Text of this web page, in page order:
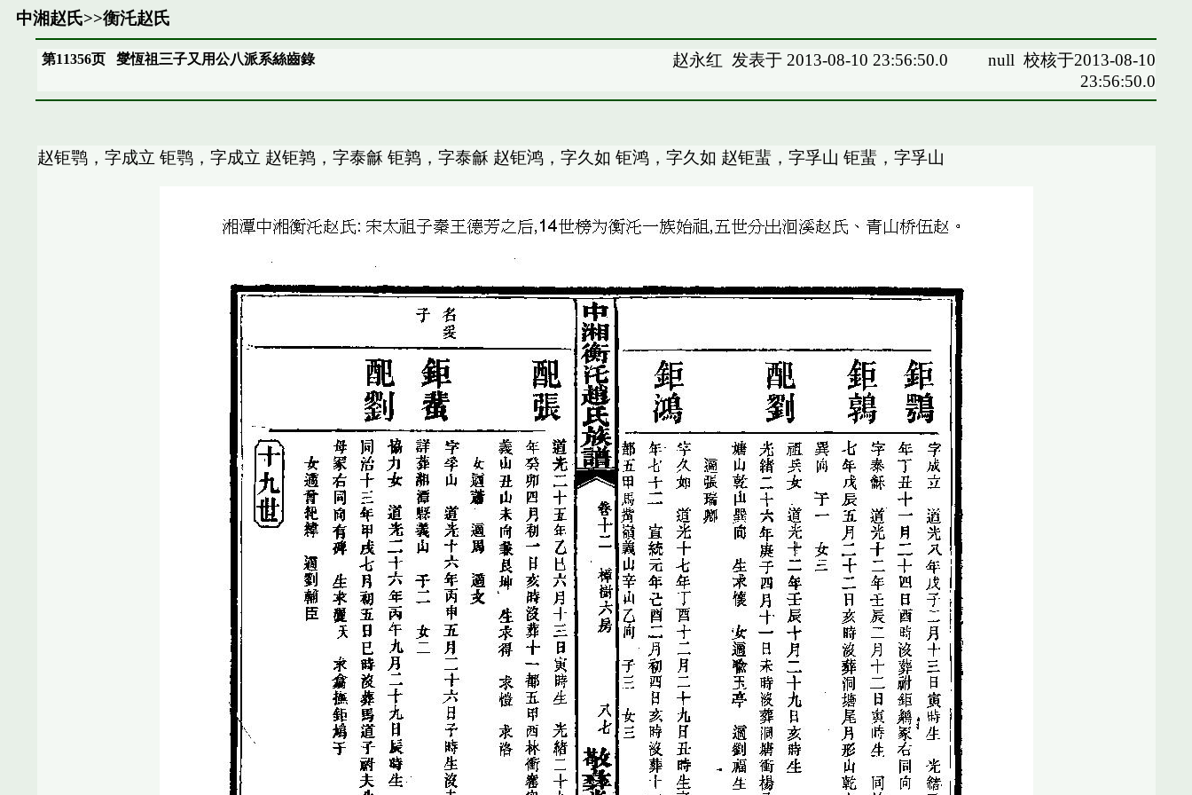
中湘赵氏>>衡汑赵氏
第11356页燮恆祖三子又用公八派系絲齒錄 赵永红 发表于 2013-08-10 23:56:50.0 null 校核于2013-08-10
23:56:50.0
赵钜鹗，字成立 钜鹗，字成立 赵钜鹑，字泰龢 钜鹑，字泰龢 赵钜鸿，字久如 钜鸿，字久如 赵钜蜚，字孚山 钜蜚，字孚山